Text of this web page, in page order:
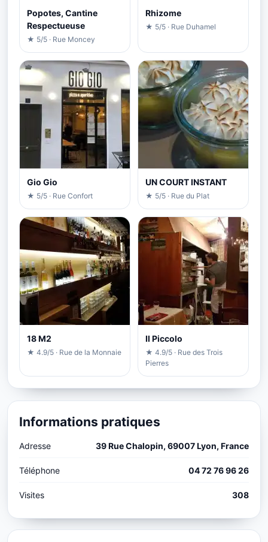
Popotes, Cantine
Respectueuse
★ 5/5 · Rue Moncey
Rhizome
★ 5/5 · Rue Duhamel
Gio Gio
★ 5/5 · Rue Confort
UN COURT INSTANT
★ 5/5 · Rue du Plat
18 M2
★ 4.9/5 · Rue de la Monnaie
Il Piccolo
★ 4.9/5 · Rue des Trois
Pierres
Informations pratiques
Adresse 39 Rue Chalopin, 69007 Lyon, France
Téléphone 04 72 76 96 26
Visites 308